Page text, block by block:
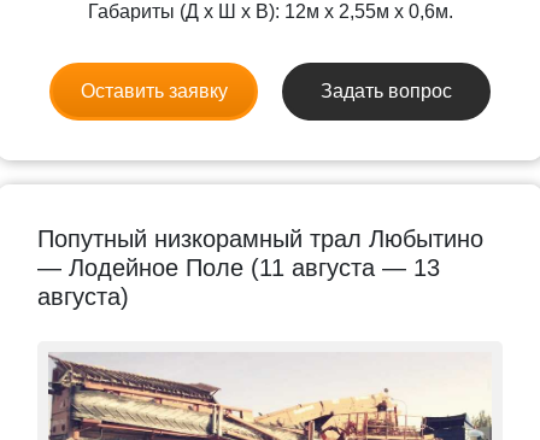
Габариты (Д x Ш x В): 12м x 2,55м x 0,6м.
Оставить заявку Задать вопрос
Попутный низкорамный трал Любытино
— Лодейное Поле (11 августа — 13
августа)